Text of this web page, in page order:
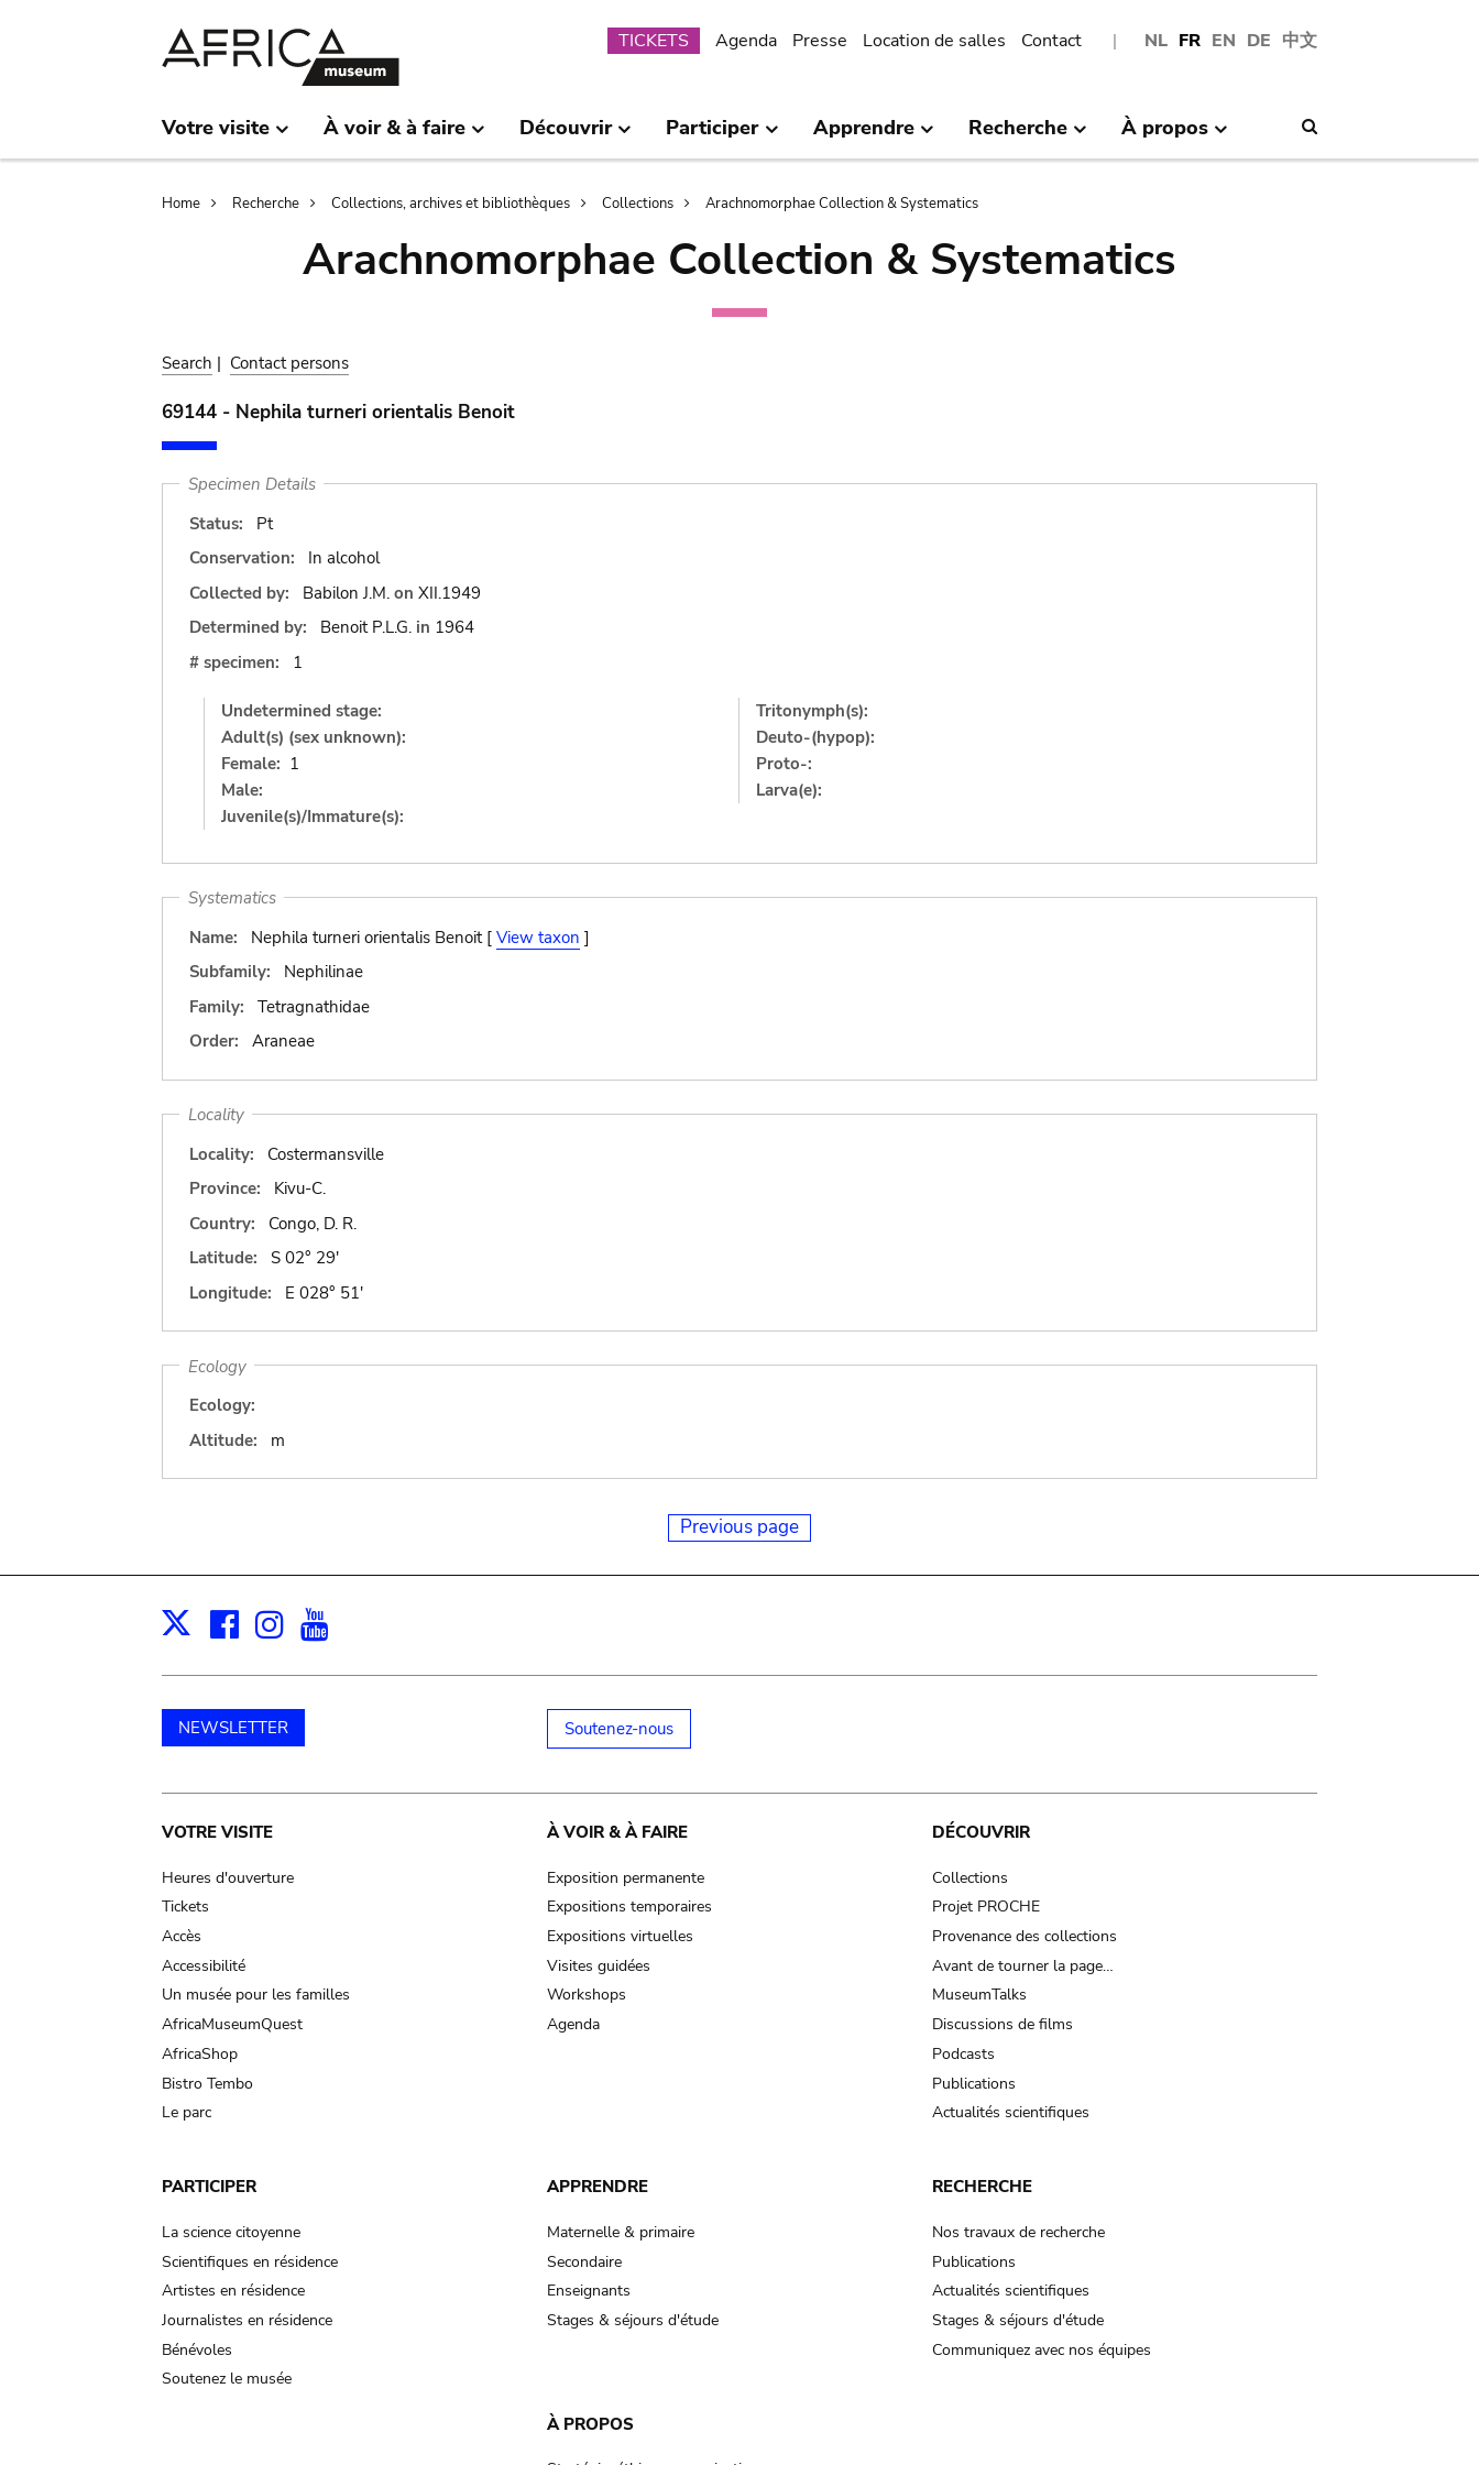
NL FR EN DE 中文
Submenu
TICKETS Agenda Presse Location de salles Contact
Votre visite À voir & à faire Découvrir Participer Apprendre Recherche À propos
Breadcrumb
Home Recherche Collections, archives et bibliothèques Collections Arachnomorphae Collection & Systematics
Arachnomorphae Collection & Systematics
Search | Contact persons
69144 - Nephila turneri orientalis Benoit
Specimen Details
Status:
Pt
Conservation:
In alcohol
Collected by:
Babilon J.M. on XII.1949
Determined by:
Benoit P.L.G. in 1964
# specimen:
1
Undetermined stage:
Adult(s) (sex unknown):
Female: 1
Male:
Juvenile(s)/Immature(s):
Tritonymph(s):
Deuto-(hypop):
Proto-:
Larva(e):
Systematics
Name:
Nephila turneri orientalis Benoit [ View taxon ]
Subfamily:
Nephilinae
Family:
Tetragnathidae
Order:
Araneae
Locality
Locality:
Costermansville
Province:
Kivu-C.
Country:
Congo, D. R.
Latitude:
S 02° 29'
Longitude:
E 028° 51'
Ecology
Ecology:
Altitude:
m
Previous page
X Facebook
Instagram
NEWSLETTER Soutenez-nous
Main
navigation
VOTRE VISITE
Heures d'ouverture
Tickets
Accès
Accessibilité
Un musée pour les familles
AfricaMuseumQuest
AfricaShop
Bistro Tembo
Le parc
À VOIR & À FAIRE
Exposition permanente
Expositions temporaires
Expositions virtuelles
Visites guidées
Workshops
Agenda
DÉCOUVRIR
Collections
Projet PROCHE
Provenance des collections
Avant de tourner la page…
MuseumTalks
Discussions de films
Podcasts
Publications
Actualités scientifiques
PARTICIPER
La science citoyenne
Scientifiques en résidence
Artistes en résidence
Journalistes en résidence
Bénévoles
Soutenez le musée
APPRENDRE
Maternelle & primaire
Secondaire
Enseignants
Stages & séjours d'étude
RECHERCHE
Nos travaux de recherche
Publications
Actualités scientifiques
Stages & séjours d'étude
Communiquez avec nos équipes
À PROPOS